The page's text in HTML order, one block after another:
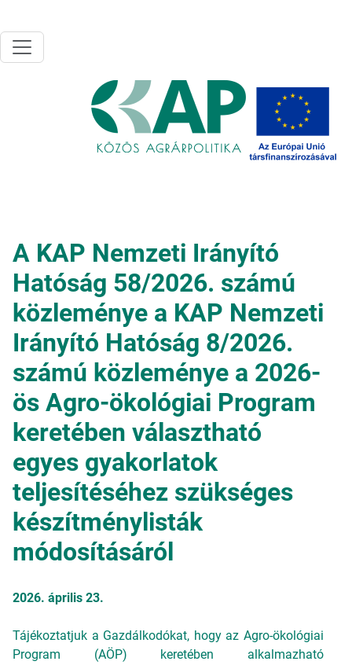
A KAP Nemzeti Irányító
Hatóság 58/2026. számú
közleménye a KAP Nemzeti
Irányító Hatóság 8/2026.
számú közleménye a 2026-
ös Agro-ökológiai Program
keretében választható
egyes gyakorlatok
teljesítéséhez szükséges
készítménylisták
módosításáról
2026. április 23.
Tájékoztatjuk a Gazdálkodókat, hogy az Agro-ökológiai
Program (AÖP) keretében alkalmazható